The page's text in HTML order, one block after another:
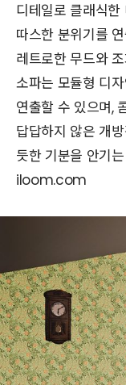
디테일로 클래식한
따스한 분위기를
레트로한 무드와
소파는 모듈형 디
연출할 수 있으며,
답답하지 않은 개
듯한 기분을 안기
iloom.com